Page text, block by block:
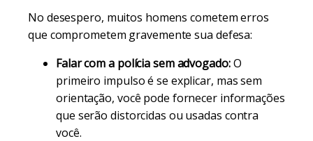
No desespero, muitos homens cometem erros
que comprometem gravemente sua defesa:
Falar com a polícia sem advogado:O
primeiro impulso é se explicar, mas sem
orientação, você pode fornecer informações
que serão distorcidas ou usadas contra
você.